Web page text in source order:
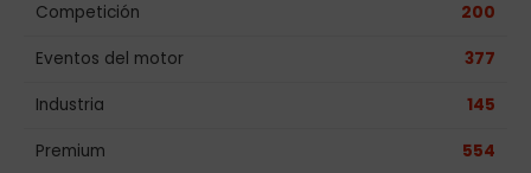
Competición 200
Eventos del motor 377
Industria 145
Premium 554